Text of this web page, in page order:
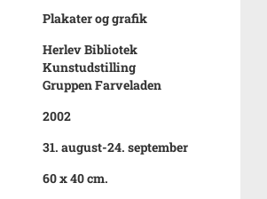
Plakater og grafik
Herlev Bibliotek
Kunstudstilling
Gruppen Farveladen
2002
31. august-24. september
60 x 40 cm.